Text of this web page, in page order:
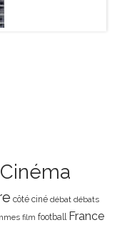
Cinéma
côté ciné débat débats
film football France